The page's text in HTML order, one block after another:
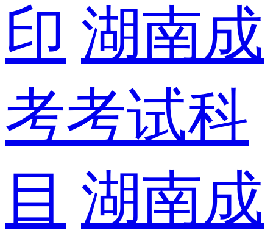
印 湖南成
考考试科
目 湖南成